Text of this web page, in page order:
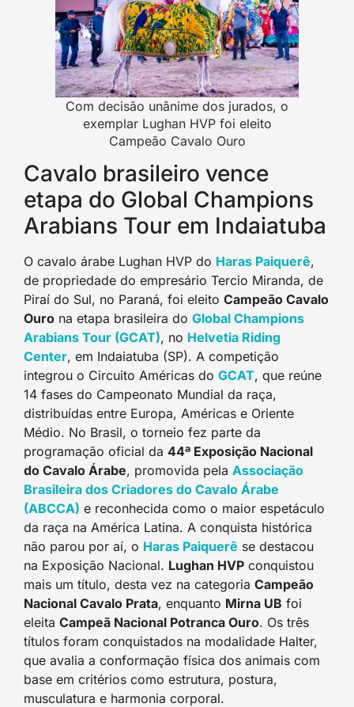
Com decisão unânime dos jurados, o
exemplar Lughan HVP foi eleito
Campeão Cavalo Ouro
Cavalo brasileiro vence
etapa do Global Champions
Arabians Tour em Indaiatuba
O cavalo árabe Lughan HVP do Haras Paiquerê,
de propriedade do empresário Tercio Miranda, de
Piraí do Sul, no Paraná, foi eleito Campeão Cavalo
Ouro na etapa brasileira do Global Champions
Arabians Tour (GCAT), no Helvetia Riding
Center, em Indaiatuba (SP). A competição
integrou o Circuito Américas do GCAT, que reúne
14 fases do Campeonato Mundial da raça,
distribuídas entre Europa, Américas e Oriente
Médio. No Brasil, o torneio fez parte da
programação oficial da 44ª Exposição Nacional
do Cavalo Árabe, promovida pela Associação
Brasileira dos Criadores do Cavalo Árabe
(ABCCA) e reconhecida como o maior espetáculo
da raça na América Latina. A conquista histórica
não parou por aí, o Haras Paiquerê se destacou
na Exposição Nacional. Lughan HVP conquistou
mais um título, desta vez na categoria Campeão
Nacional Cavalo Prata, enquanto Mirna UB foi
eleita Campeã Nacional Potranca Ouro. Os três
títulos foram conquistados na modalidade Halter,
que avalia a conformação física dos animais com
base em critérios como estrutura, postura,
musculatura e harmonia corporal.